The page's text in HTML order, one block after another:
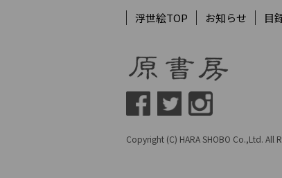
浮世絵TOP
お知らせ 目
Copyright (C) HARA SHOBO Co.,Ltd. All